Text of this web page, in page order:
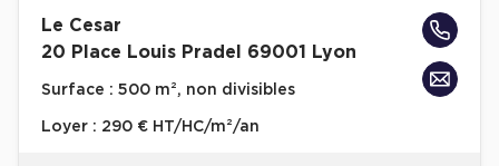
Le Cesar
20 Place Louis Pradel 69001 Lyon
Surface : 500 m², non divisibles
Loyer : 290 € HT/HC/m²/an